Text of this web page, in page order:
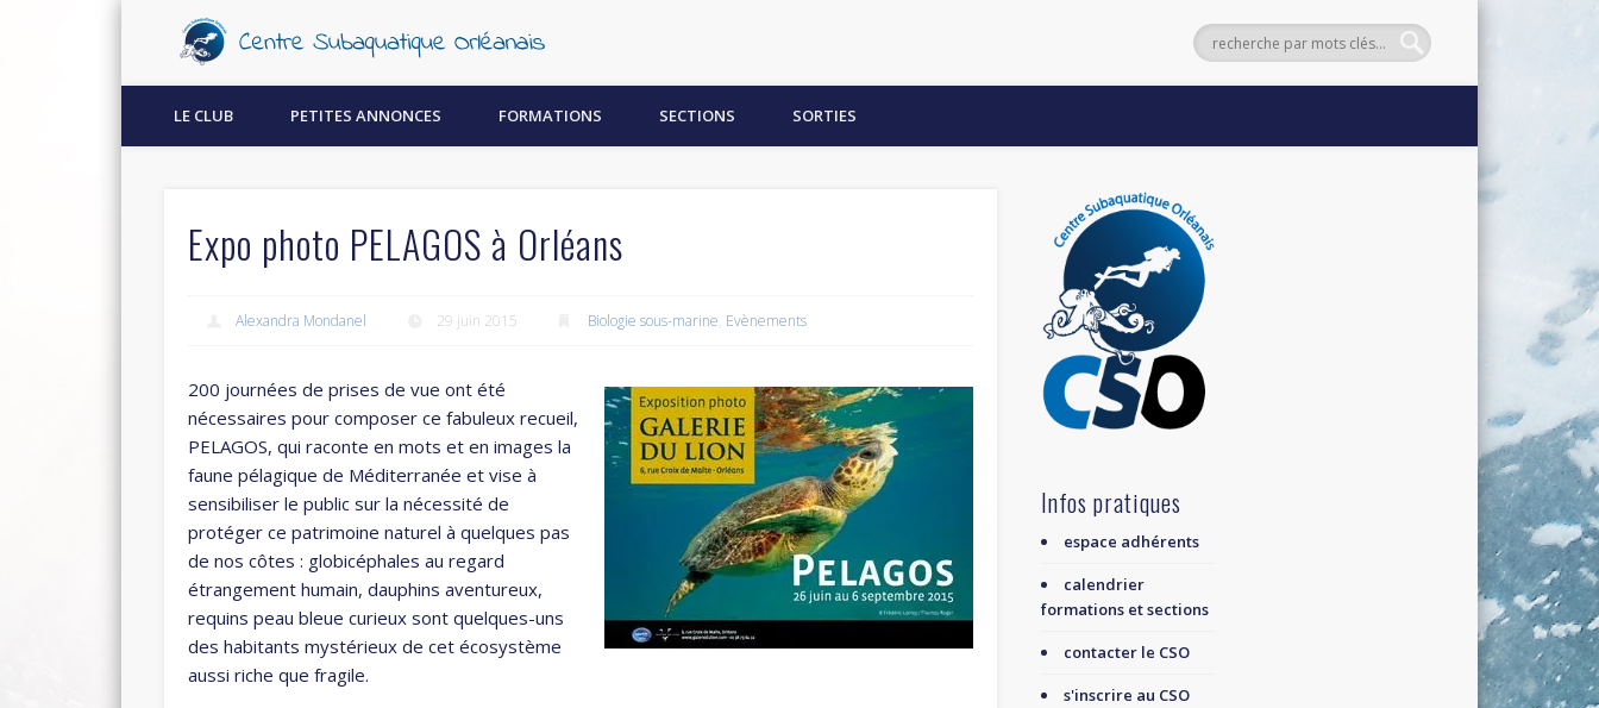
Découvrez la plongée sous-marine à Orléans !
LE CLUB PETITES ANNONCES FORMATIONS SECTIONS SORTIES
Expo photo PELAGOS à Orléans
Alexandra Mondanel 29 juin 2015 Biologie sous-marine, Evènements
200 journées de prises de vue ont été
nécessaires pour composer ce fabuleux recueil,
PELAGOS, qui raconte en mots et en images la
faune pélagique de Méditerranée et vise à
sensibiliser le public sur la nécessité de
protéger ce patrimoine naturel à quelques pas
de nos côtes : globicéphales au regard
étrangement humain, dauphins aventureux,
requins peau bleue curieux sont quelques-uns
des habitants mystérieux de cet écosystème
aussi riche que fragile.
Infos pratiques
espace adhérents
calendrier
formations et sections
contacter le CSO
s'inscrire au CSO